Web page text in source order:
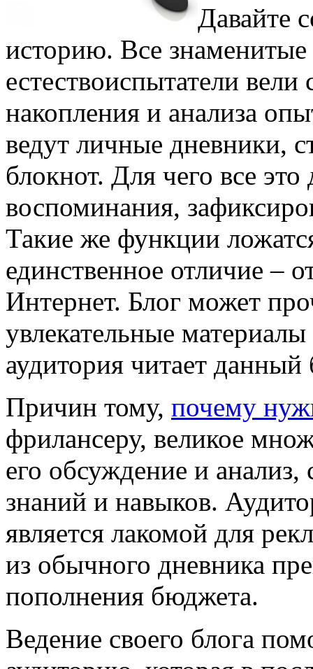
Давайте
историю. Все
естествоиспытатели
накопления и анализа
ведут личные дневники,
блокнот. Для чего все это
воспоминания,
Такие же функции
единственное отличие –
Интернет. Блог может
увлекательные
аудитория читает данный
Причин тому, почему
фрилансеру, великое
его обсуждение и
знаний и навыков.
является лакомой для
из обычного дневника
пополнения бюджета.
Ведение своего блога